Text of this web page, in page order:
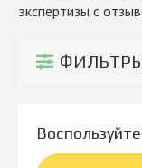
КОМПАНИЯМ
© 2026 Все права
экспертизы с